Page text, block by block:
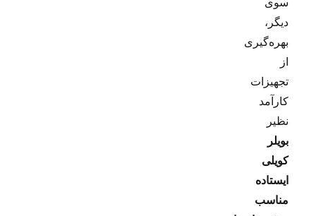
سوی
دیگر،
بهره‌گیری
از
تجهیزات
کارآمد
نظیر
بویلر
کویلی
ایستاده
مناسب